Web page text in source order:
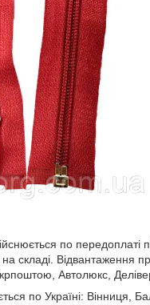
по передоплаті
на складі. Відвантаження
Автолюкс,
по Україні: Вінниця,